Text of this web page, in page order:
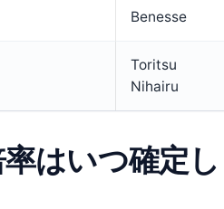
Benesse
Toritsu
Nihairu
はいつ確定し